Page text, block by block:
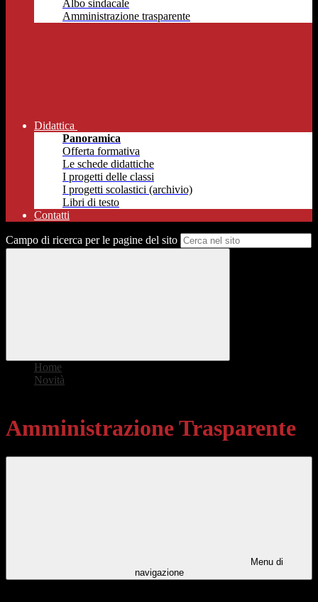
Albo sindacale
Amministrazione trasparente
Didattica
Panoramica
Offerta formativa
Le schede didattiche
I progetti delle classi
I progetti scolastici (archivio)
Libri di testo
Contatti
Campo di ricerca per le pagine del sito
Home
Novità
Amministrazione Trasparente
Menu di
navigazione